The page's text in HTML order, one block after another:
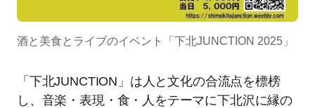
酒と美食とライブのイベント「下北JUNCTION 2025」
「下北JUNCTION」は人と文化の合流点を標榜
し、音楽・表現・食・人をテーマに下北沢に縁の